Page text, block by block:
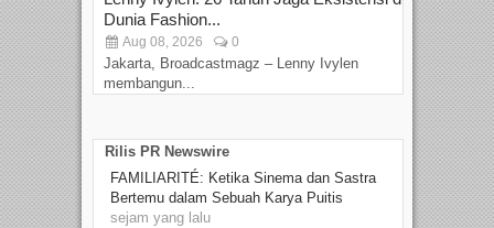
Dunia Fashion...
Aug 08, 2026 0
Jakarta, Broadcastmagz – Lenny Ivylen
membangun...
Rilis PR Newswire
FAMILIARITÉ: Ketika Sinema dan Sastra
Bertemu dalam Sebuah Karya Puitis
sejam yang lalu